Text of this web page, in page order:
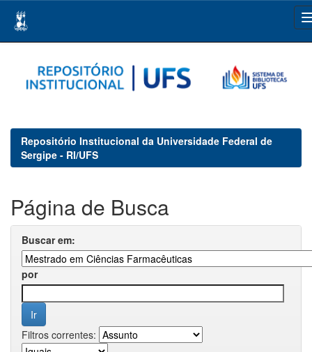
navigation
Repositório Institucional da Universidade Federal de
Sergipe - RI/UFS
Página de Busca
Buscar em:
por
Filtros correntes: